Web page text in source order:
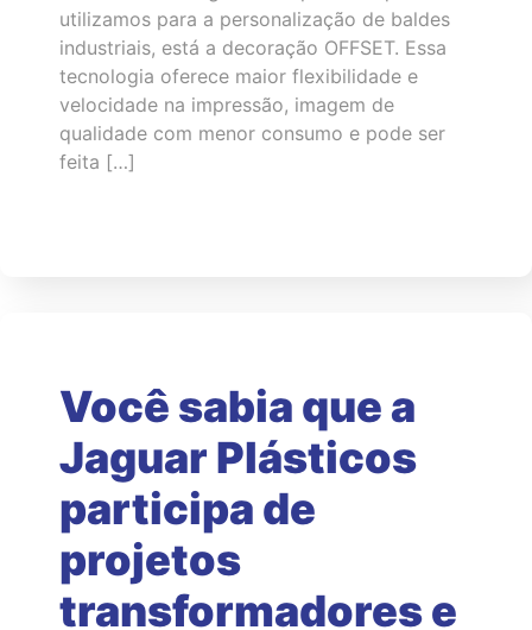
utilizamos para a personalização de baldes
industriais, está a decoração OFFSET. Essa
tecnologia oferece maior flexibilidade e
velocidade na impressão, imagem de
qualidade com menor consumo e pode ser
feita […]
Você sabia que a
Jaguar Plásticos
participa de
projetos
transformadores e